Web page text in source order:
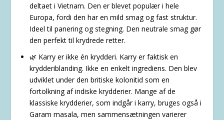
deltaet i Vietnam. Den er blevet populær i hele
Europa, fordi den har en mild smag og fast struktur.
Ideel til panering og stegning. Den neutrale smag gør
den perfekt til krydrede retter.
🌿 Karry er ikke én krydderi. Karry er faktisk en
krydderiblanding. Ikke en enkelt ingrediens. Den blev
udviklet under den britiske kolonitid som en
fortolkning af indiske krydderier. Mange af de
klassiske krydderier, som indgår i karry, bruges også i
Garam masala, men sammensætningen varierer